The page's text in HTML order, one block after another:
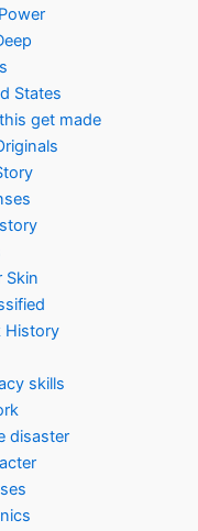
States
get made
Skin
History
skills
disaster